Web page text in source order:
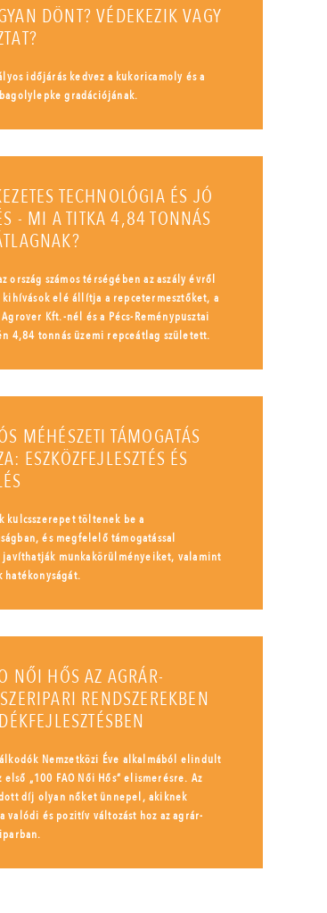
DÖNT? VÉDEKEZIK VAGY
időjárás kedvez a kukoricamoly és a
gradációjának.
TECHNOLÓGIA ÉS JÓ
- MI A TITKA 4,84 TONNÁS
ország számos térségében az aszály évről
elé állítja a repcetermesztőket, a
Kft.-nél és a Pécs-Reménypusztai
4,84 tonnás üzemi repceátlag született.
MÉHÉSZETI TÁMOGATÁS
ESZKÖZFEJLESZTÉS ÉS
kulcsszerepet töltenek be a
és megfelelő támogatással
munkakörülményeiket, valamint
hatékonyságát.
NŐI HŐS AZ AGRÁR-
RENDSZEREKBEN
Nemzetközi Éve alkalmából elindult
„100 FAO Női Hős” elismerésre. Az
díj olyan nőket ünnepel, akiknek
valódi és pozitív változást hoz az agrár-